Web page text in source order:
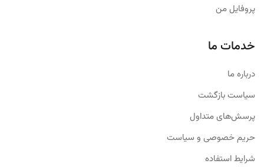
پروفایل من
خدمات ما
درباره ما
سیاست بازگشت
پرسش‌های متداول
حریم خصوصی و سیاست
شرایط استفاده